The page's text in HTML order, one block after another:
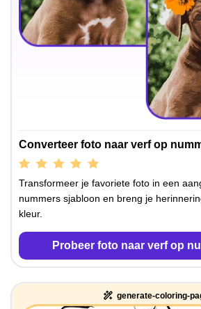
Converteer foto naar verf op
Transformeer je favoriete foto in een
nummers sjabloon en breng je
kleur.
Probeer foto naar verf op
generate-coloring-